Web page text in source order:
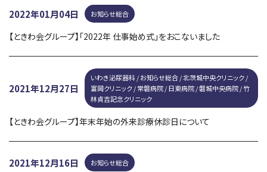
臨床研究に関する取り組み 健康事業所宣言
ときわ会へのご寄附について 40周年記念特設サイト
2022年01月04日 お知らせ総合
【ときわ会グループ】「2022年 仕事始め式」をおこないました
2021年12月27日
いわき泌尿器科 / お知らせ総合 / 北茨城中央クリニック /
富岡クリニック / 常磐病院 / 日東病院 / 磐城中央病院 / 竹
林貞吉記念クリニック
【ときわ会グループ】年末年始の外来診療休診日について
2021年12月16日 お知らせ総合